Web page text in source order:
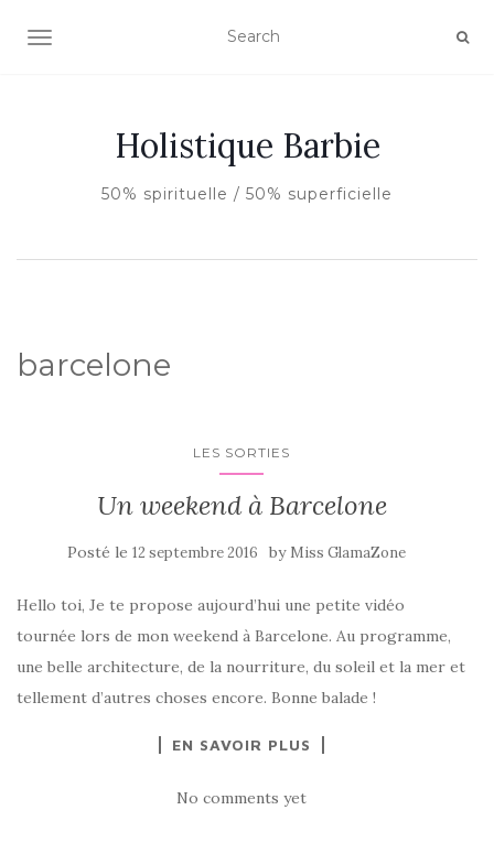
AFFICHER/MASQUER LA NAVIGATION
Holistique Barbie
50% spirituelle / 50% superficielle
barcelone
LES SORTIES
Un weekend à Barcelone
Posté le 12 septembre 2016 by Miss GlamaZone
Hello toi, Je te propose aujourd’hui une petite vidéo
tournée lors de mon weekend à Barcelone. Au programme,
une belle architecture, de la nourriture, du soleil et la mer et
tellement d’autres choses encore. Bonne balade !
EN SAVOIR PLUS
No comments yet